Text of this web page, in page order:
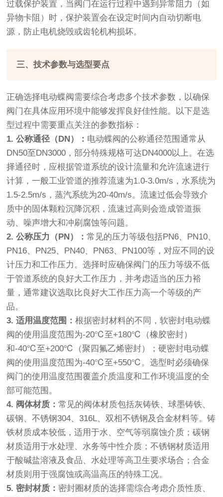
过载保护装置，当阀门在运行过程中遇到异常阻力（如
异物卡阻）时，保护装置会在设定时间内自动切断电
源，防止电机烧毁或齿轮机构损坏。
三、技术参数与选型要点
正确选择电动蝶阀需要综合考虑多个技术参数，以确保
阀门在具体应用环境中能够发挥良好佳性能。以下是选
型过程中需要重点关注的参数指标：
1. 公称通径（DN）： 电动蝶阀的公称通径范围通常从
DN50至DN3000，部分特殊规格可达DN4000以上。在选
择通径时，应根据管道系统的设计流量和允许流速进行
计算，一般工业管道的推荐流速为1.0-3.0m/s，水系统为
1.5-2.5m/s，蒸汽系统为20-40m/s。流速过低会导致介
质中的固体颗粒沉降沉积，流速过高则会造成管道振
动、噪声增大和冲刷腐蚀等问题。
2. 公称压力（PN）：常见的压力等级包括PN6、PN10、
PN16、PN25、PN40、PN63、PN100等，对应不同的设
计压力和工作压力。选择时应确保阀门的压力等级不低
于管道系统的良好大工作压力，并考虑适当的压力裕
量，通常建议选取比良好大工作压力高一个等级的产
品。
3. 适用温度范围：根据密封材料的不同，软密封电动蝶
阀的使用温度范围为-20℃至+180℃（橡胶密封）
和-40℃至+200℃（聚四氟乙烯密封）；硬密封电动蝶
阀的使用温度范围为-40℃至+550℃。选型时必须确保
阀门的使用温度范围覆盖介质温度和工作环境温度的全
部可能范围。
4. 阀体材质：常见的阀体材质包括灰铸铁、球墨铸铁、
碳钢、不锈钢304、316L、双相不锈钢及合金材料等。铸
铁材质成本较低，适用于水、空气等弱腐蚀介质；碳钢
材质适用于水处理、水务等中性介质；不锈钢材质适用
于酸碱盐溶液及食品、水处理等高卫生要求场合；合金
材质则用于强腐蚀或高温高压的特殊工况。
5. 密封材质： 密封圈材质的选择需综合考虑介质性质、